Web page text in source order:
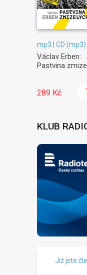
mp3 | CD (mp3)
Václav Erben:
Pastvina
289 Kč
KLUB
Již jste